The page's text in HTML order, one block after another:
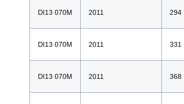
DI13 070M 2011 294
DI13 070M 2011 331
DI13 070M 2011 368